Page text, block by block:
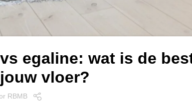
egaline: wat is de
vloer?
RBMB